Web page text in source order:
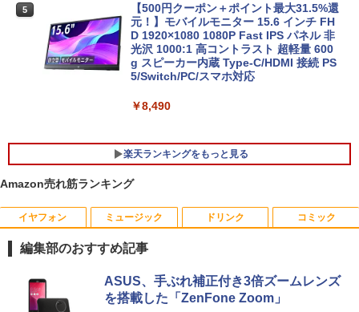
￥11,800
レビュー投稿 5年保証｜MS Office 2024
ws11 Office付｜スペック Core i5 第7世
｜中古パソコン 中古ノートパソコン 中古
PC オフィス搭載
5
GMKtec｜ジーエムケーテック 超小型 デ
スクトップパソコン GMKtec NucBox G
11(Windows 11 Pro/Ryzen Embedded
R2514/メモリ 16GB/SSD 256GB)(シル
バー) ミニPC GMK-G11-16/256-W11Pro
(R2514)
￥72,000
5
【500円クーポン＋ポイント最大31.5%還
元！】モバイルモニター 15.6 インチ FH
D 1920×1080 1080P Fast IPS パネル 非
光沢 1000:1 高コントラスト 超軽量 600
g スピーカー内蔵 Type-C/HDMI 接続 PS
5/Switch/PC/スマホ対応
￥8,490
楽天ランキングをもっと見る
1 星新一ショートショート1001 [ 星 新一 ]
￥49,500
Amazon売れ筋ランキング
イヤフォン
Anker Soundcore P40i オフホワイト
￥7,990
ミュージック
BRUCE WAYNE feat. Flo Milli, ATL Jacob
[Explicit]
ドリンク
【Amazon.co.jp限定】 い・ろ・は・す 2L P
ET ラベルレス ×8本
コミック
薬屋のひとりごと 17巻 (デジタル版ビッグガ
ンガンコミックス)
編集部のおすすめ記事
ASUS、手ぶれ補正付き3倍ズームレンズ
を搭載した「ZenFone Zoom」